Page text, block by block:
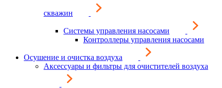
скважин
Системы управления насосами
Контроллеры управления насосами
Осушение и очистка воздуха
Аксессуары и фильтры для очистителей воздуха